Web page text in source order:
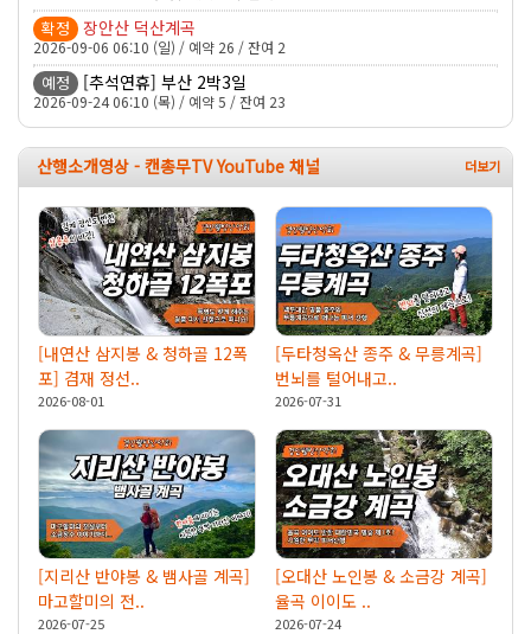
확정 장안산 덕산계곡
2026-09-06 06:10 (일) / 예약 26 / 잔여 2
예정 [추석연휴] 부산 2박3일
2026-09-24 06:10 (목) / 예약 5 / 잔여 23
산행소개영상 - 캔총무TV YouTube 채널
[내연산 삼지봉 & 청하골 12폭
포] 겸재 정선..
2026-08-01
[두타청옥산 종주 & 무릉계곡]
번뇌를 털어내고..
2026-07-31
[지리산 반야봉 & 뱀사골 계곡]
마고할미의 전..
2026-07-25
[오대산 노인봉 & 소금강 계곡]
율곡 이이도 ..
2026-07-24